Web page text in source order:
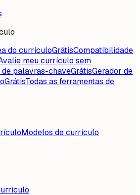
do currículoGrátisCompatibilidade
meu currículo sem
de palavras-chaveGrátisGerador de
GrátisTodas as ferramentas de
Modelos de currículo